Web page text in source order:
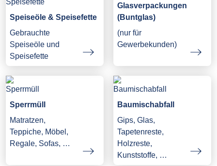
Speiseöle & Speisefette
Gebrauchte
Speiseöle und
Speisefette
Glasverpackungen
(Buntglas)
(nur für
Gewerbekunden)
Sperrmüll
Matratzen,
Teppiche, Möbel,
Regale, Sofas, …
Baumischabfall
Gips, Glas,
Tapetenreste,
Holzreste,
Kunststoffe, …